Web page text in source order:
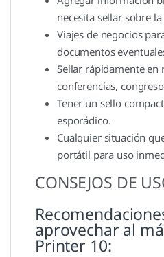
necesita sellar sobre
Viajes de negocios
documentos
Sellar rápidamente en
conferencias,
Tener un sello
esporádico.
Cualquier situación
portátil para uso
CONSEJOS DE
aprovechar al
Printer 10: